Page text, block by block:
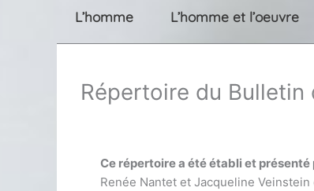
L’homme L’homme et l’oeuvre
Répertoire du Bulletin
Ce répertoire a été établi et présenté
Renée Nantet et Jacqueline Veinstein